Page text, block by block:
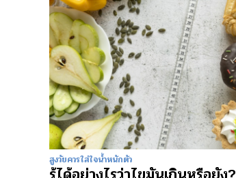
สูงวัยควรใส่ใจน้ำหนักตัว